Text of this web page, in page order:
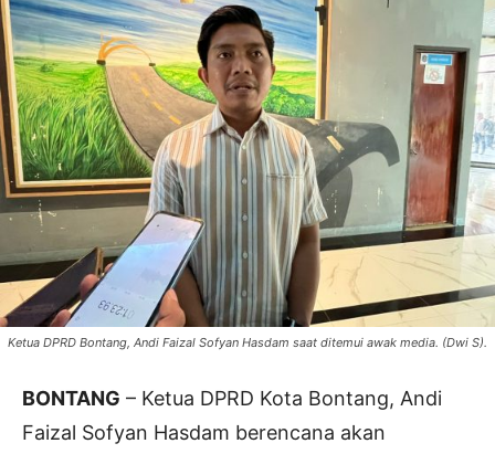
Ketua DPRD Bontang, Andi Faizal Sofyan Hasdam saat ditemui awak media. (Dwi S).
BONTANG – Ketua DPRD Kota Bontang, Andi
Faizal Sofyan Hasdam berencana akan